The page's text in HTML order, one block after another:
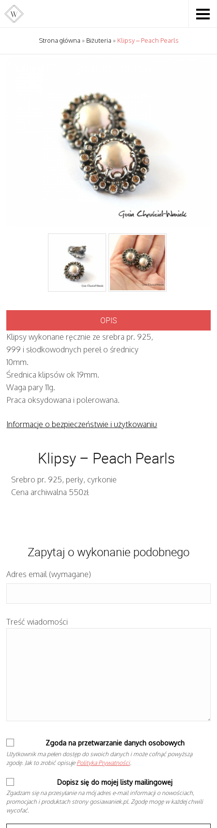
Strona główna » Biżuteria » Klipsy – Peach Pearls
OPIS
Klipsy wykonane ręcznie ze srebra pr. 925,
999 i słodkowodnych pereł o średnicy
10mm.
Średnica klipsów ok 19mm.
Waga pary 11g.
Praca oksydowana i polerowana.
Informacje o bezpieczeństwie i użytkowaniu
Klipsy – Peach Pearls
Srebro pr. 925, perły, cyrkonie
Cena archiwalna 550zł
Zapytaj o wykonanie podobnego
Adres email (wymagane)
Treść wiadomości
Zgoda na przetwarzanie danych osobowych
Użytkownik ma pełen dostęp do swoich danych i może cofnąć powyższą
zgodę. Jak to zrobić opisuje Polityka Prywatności.
Dopisz się do mojej listy mailingowej
Zgadzam się na przesyłanie na mój adres e-mail informacji o nowościach,
promocjach i produktach strony gosiawaniek.pl. Zgodę mogę w każdej chwili
wycofać.